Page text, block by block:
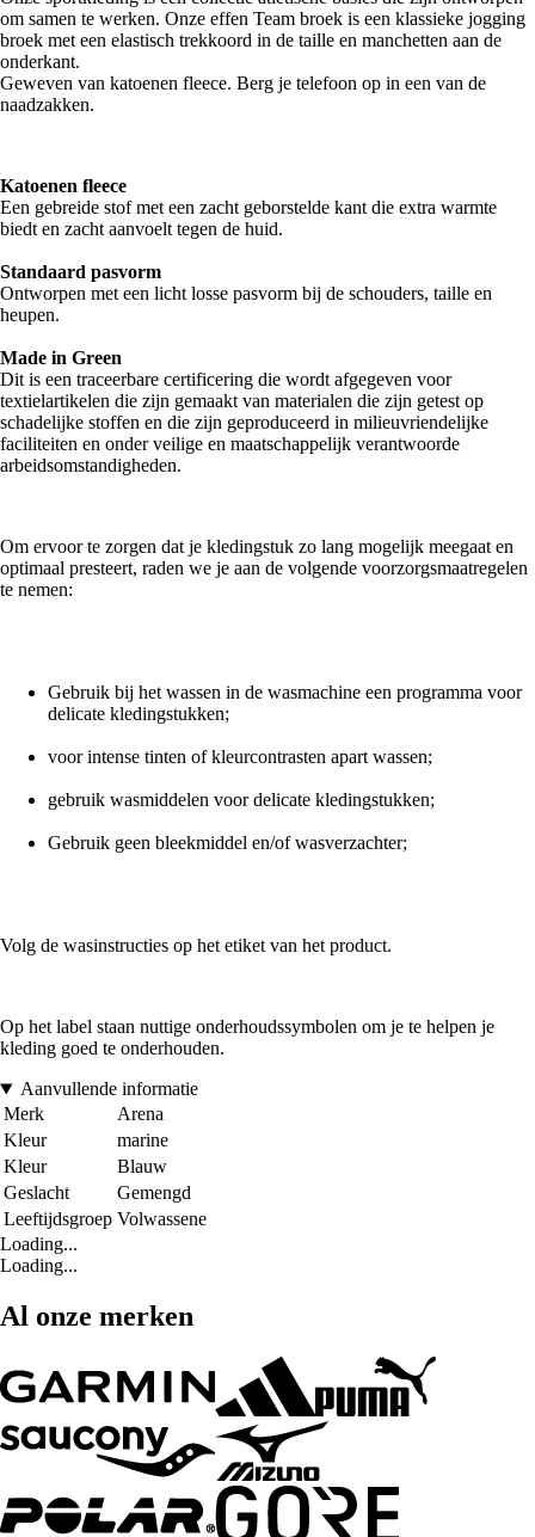
om samen te werken. Onze effen Team broek is een klassieke jogging
broek met een elastisch trekkoord in de taille en manchetten aan de
onderkant.
Geweven van katoenen fleece. Berg je telefoon op in een van de
naadzakken.
Katoenen fleece
Een gebreide stof met een zacht geborstelde kant die extra warmte
biedt en zacht aanvoelt tegen de huid.
Standaard pasvorm
Ontworpen met een licht losse pasvorm bij de schouders, taille en
heupen.
Made in Green
Dit is een traceerbare certificering die wordt afgegeven voor
textielartikelen die zijn gemaakt van materialen die zijn getest op
schadelijke stoffen en die zijn geproduceerd in milieuvriendelijke
faciliteiten en onder veilige en maatschappelijk verantwoorde
arbeidsomstandigheden.
Om ervoor te zorgen dat je kledingstuk zo lang mogelijk meegaat en
optimaal presteert, raden we je aan de volgende voorzorgsmaatregelen
te nemen:
Gebruik bij het wassen in de wasmachine een programma voor
delicate kledingstukken;
voor intense tinten of kleurcontrasten apart wassen;
gebruik wasmiddelen voor delicate kledingstukken;
Gebruik geen bleekmiddel en/of wasverzachter;
Volg de wasinstructies op het etiket van het product.
Op het label staan nuttige onderhoudssymbolen om je te helpen je
kleding goed te onderhouden.
Aanvullende informatie
Merk
Arena
Kleur
marine
Kleur
Blauw
Geslacht
Gemengd
Leeftijdsgroep Volwassene
Loading...
Loading...
Al onze merken